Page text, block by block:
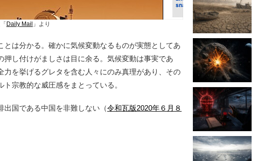
Daily Mail 」より
は分かる。確かに気候変動なるものが実態としてあ
し付けがましさは目に余る。気候変動は事実であ
力を挙げるグレタを含む人々にのみ真理があり、その
宗教的な威圧感をまとっている。
国である中国を非難しない（令和瓦版2020年６月８